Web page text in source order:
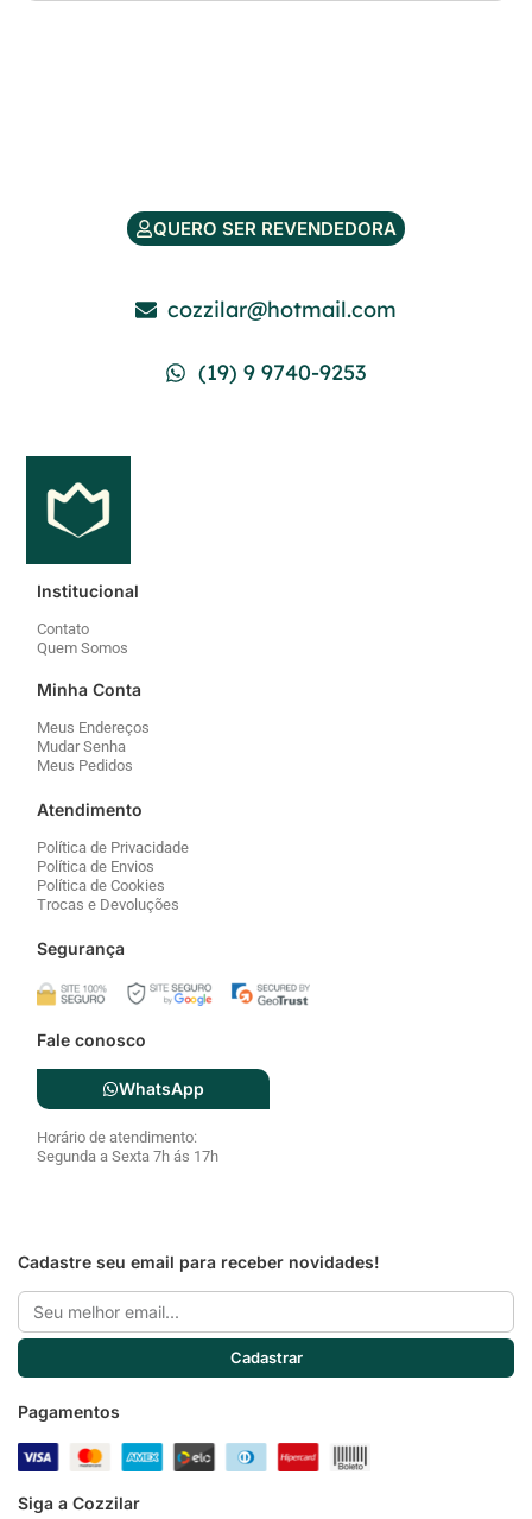
QUERO SER REVENDEDORA
cozzilar@hotmail.com
(19) 9 9740-9253
Institucional
Contato
Quem Somos
Minha Conta
Meus Endereços
Mudar Senha
Meus Pedidos
Atendimento
Política de Privacidade
Política de Envios
Política de Cookies
Trocas e Devoluções
Segurança
Fale conosco
WhatsApp
Horário de atendimento:
Segunda a Sexta 7h ás 17h
Cadastre seu email para receber novidades!
Email
Cadastrar
Pagamentos
Siga a Cozzilar